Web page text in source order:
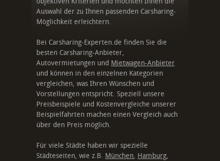
Auswahl der zu Ihnen passenden Carsharing-
Möglichkeit erleichtern.
Bei Carsharing-Experten.de finden Sie die
besten Carsharing-Anbieter,
Autovermietungen und Mietwagen-Anbieter
und können in den einzelnen Kategorien
vergleichen, was Ihren Wünschen und
Vorstellungen entspricht. Speziell unsere
Preisbeispiele und Kostenvergleiche unserer
Beispielfahrten machen einen Vergleich auch
über den Preis möglich.
Für viele Städte haben wir spezielle
Städteseiten, wie z.B. München, Hamburg,